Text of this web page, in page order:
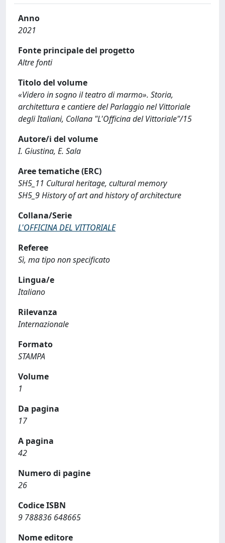
Anno
2021
Fonte principale del progetto
Altre fonti
Titolo del volume
«Videro in sogno il teatro di marmo». Storia,
architettura e cantiere del Parlaggio nel Vittoriale
degli Italiani, Collana "L'Officina del Vittoriale"/15
Autore/i del volume
I. Giustina, E. Sala
Aree tematiche (ERC)
SH5_11 Cultural heritage, cultural memory
SH5_9 History of art and history of architecture
Collana/Serie
L'OFFICINA DEL VITTORIALE
Referee
Sì, ma tipo non specificato
Lingua/e
Italiano
Rilevanza
Internazionale
Formato
STAMPA
Volume
1
Da pagina
17
A pagina
42
Numero di pagine
26
Codice ISBN
9 788836 648665
Nome editore